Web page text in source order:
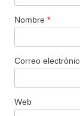
Nombre *
Correo
Web